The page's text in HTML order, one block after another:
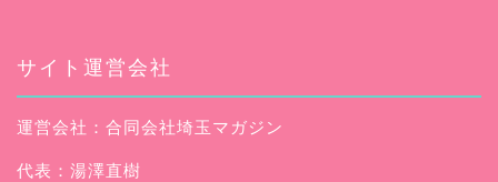
サイト運営会社
運営会社：合同会社埼玉マガジン
代表：湯澤直樹